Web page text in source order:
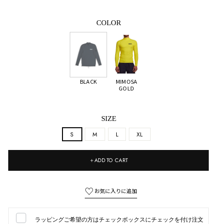
COLOR
BLACK
MIMOSA
GOLD
SIZE
S
M L XL
＋ADD TO CART
ラッピングご希望の方はチェックボックスにチェックを付け注文